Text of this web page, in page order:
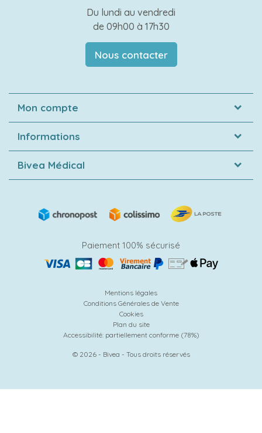
Du lundi au vendredi
de 09h00 à 17h30
Nous contacter
Mon compte
Informations
Bivea Médical
Paiement 100% sécurisé
Mentions légales
Conditions Générales de Vente
Cookies
Plan du site
Accessibilité: partiellement conforme (78%)
© 2026 - Bivea - Tous droits réservés